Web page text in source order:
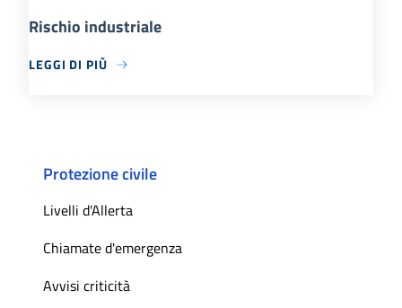
Rischio industriale
LEGGI DI PIÙ
Protezione civile
Livelli d'Allerta
Chiamate d'emergenza
Avvisi criticità